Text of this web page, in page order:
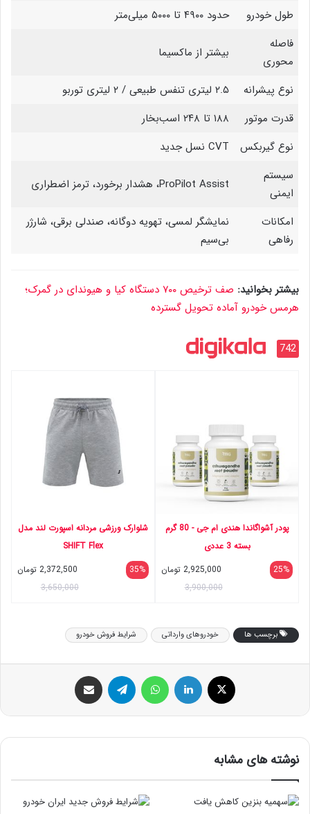
طول خودرو
حدود ۴۹۰۰ تا ۵۰۰۰ میلی‌متر
فاصله
محوری
بیشتر از ماکسیما
نوع پیشرانه
۲.۵ لیتری تنفس طبیعی / ۲ لیتری توربو
قدرت موتور
۱۸۸ تا ۲۴۸ اسب‌بخار
نوع گیربکس
CVT نسل جدید
سیستم
ایمنی
ProPilot Assist، هشدار برخورد، ترمز اضطراری
امکانات
رفاهی
نمایشگر لمسی، تهویه دوگانه، صندلی برقی، شارژر
بی‌سیم
بیشتر بخوانید:
صف ترخیص ۷۰۰ دستگاه کیا و هیوندای در گمرک؛
هرمس خودرو آماده تحویل گسترده
742
پودر آشواگاندا هندی ام جی - 80 گرم
بسته 3 عددی
25%
2,925,000 تومان
3,900,000
شلوارک ورزشی مردانه اسپورت لند مدل
SHIFT Flex
35%
2,372,500 تومان
3,650,000
برچسب ها خودروهای وارداتی شرایط فروش خودرو
ایکس لینکداین تلگرام
نوشته های مشابه